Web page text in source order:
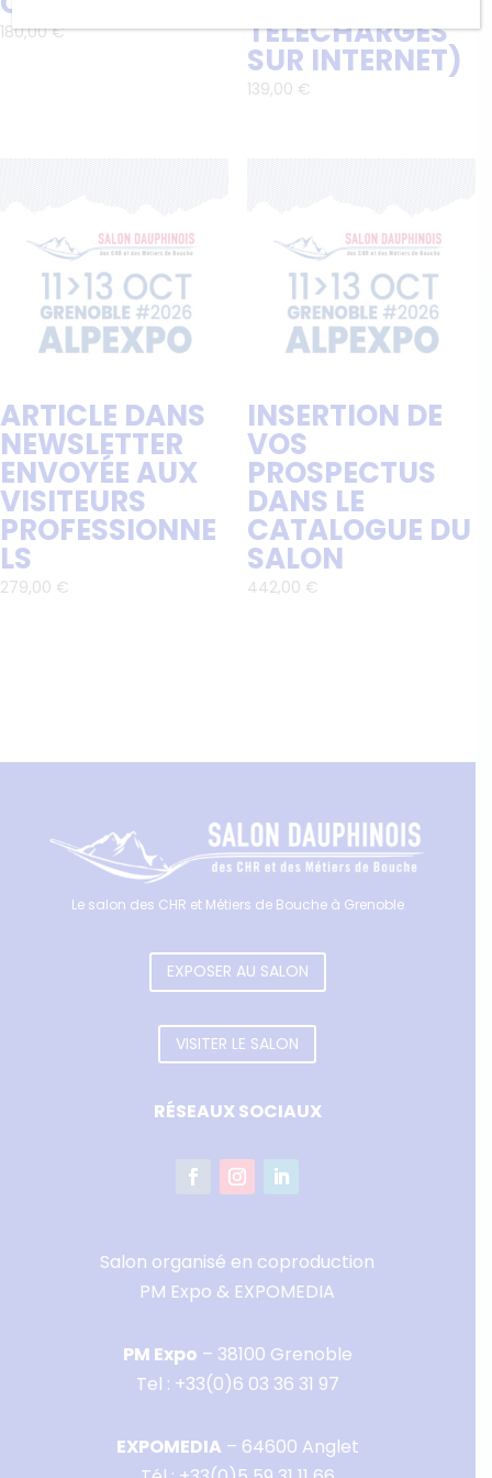
180,00€ TÉLÉCHARGÉS
SUR INTERNET)
139,00 €
ARTICLE DANS
NEWSLETTER
ENVOYÉE AUX
VISITEURS
PROFESSIONNE
LS
279,00 €
INSERTION DE
VOS
PROSPECTUS
DANS LE
CATALOGUE DU
SALON
442,00 €
Le salon des CHR et Métiers de Bouche à Grenoble
EXPOSER AU SALON
VISITER LE SALON
RÉSEAUX SOCIAUX
Salon organisé en coproduction
PM Expo & EXPOMEDIA
PM Expo – 38100 Grenoble
Tel : +33(0)6 03 36 31 97
EXPOMEDIA – 64600 Anglet